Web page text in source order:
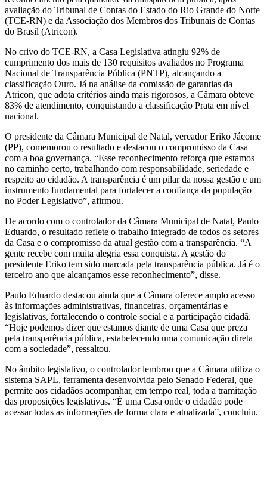
avaliação do Tribunal de Contas do Estado do Rio Grande do Norte
(TCE-RN) e da Associação dos Membros dos Tribunais de Contas
do Brasil (Atricon).
No crivo do TCE-RN, a Casa Legislativa atingiu 92% de
cumprimento dos mais de 130 requisitos avaliados no Programa
Nacional de Transparência Pública (PNTP), alcançando a
classificação Ouro. Já na análise da comissão de garantias da
Atricon, que adota critérios ainda mais rigorosos, a Câmara obteve
83% de atendimento, conquistando a classificação Prata em nível
nacional.
O presidente da Câmara Municipal de Natal, vereador Eriko Jácome
(PP), comemorou o resultado e destacou o compromisso da Casa
com a boa governança. “Esse reconhecimento reforça que estamos
no caminho certo, trabalhando com responsabilidade, seriedade e
respeito ao cidadão. A transparência é um pilar da nossa gestão e um
instrumento fundamental para fortalecer a confiança da população
no Poder Legislativo”, afirmou.
De acordo com o controlador da Câmara Municipal de Natal, Paulo
Eduardo, o resultado reflete o trabalho integrado de todos os setores
da Casa e o compromisso da atual gestão com a transparência. “A
gente recebe com muita alegria essa conquista. A gestão do
presidente Eriko tem sido marcada pela transparência pública. Já é o
terceiro ano que alcançamos esse reconhecimento”, disse.
Paulo Eduardo destacou ainda que a Câmara oferece amplo acesso
às informações administrativas, financeiras, orçamentárias e
legislativas, fortalecendo o controle social e a participação cidadã.
“Hoje podemos dizer que estamos diante de uma Casa que preza
pela transparência pública, estabelecendo uma comunicação direta
com a sociedade”, ressaltou.
No âmbito legislativo, o controlador lembrou que a Câmara utiliza o
sistema SAPL, ferramenta desenvolvida pelo Senado Federal, que
permite aos cidadãos acompanhar, em tempo real, toda a tramitação
das proposições legislativas. “É uma Casa onde o cidadão pode
acessar todas as informações de forma clara e atualizada”, concluiu.